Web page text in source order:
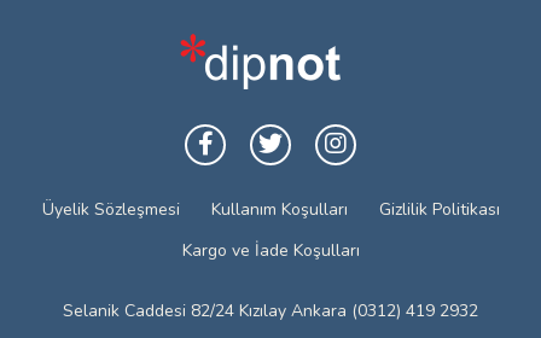
Üyelik Sözleşmesi Kullanım Koşulları
Gizlilik Politikası
Kargo ve İade Koşulları
Selanik Caddesi 82/24 Kızılay Ankara (0312) 419 2932